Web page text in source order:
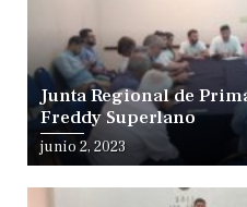
Junta Regional de
Freddy Superlano
junio 2, 2023